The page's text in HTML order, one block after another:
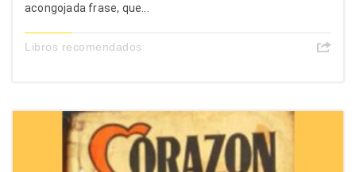
acongojada frase, que...
Libros recomendados